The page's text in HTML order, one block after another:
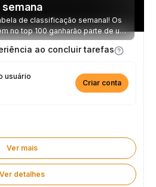
semana
de classificação semanal! Os
no top 100 ganharão parte de um
USDT toda semana.
ao concluir tarefas
usuário
Criar conta
Ver mais
Ver detalhes